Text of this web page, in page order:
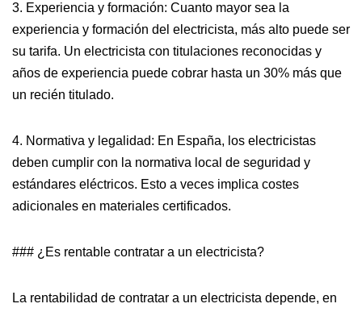
3. Experiencia y formación: Cuanto mayor sea la
experiencia y formación del electricista, más alto puede ser
su tarifa. Un electricista con titulaciones reconocidas y
años de experiencia puede cobrar hasta un 30% más que
un recién titulado.
4. Normativa y legalidad: En España, los electricistas
deben cumplir con la normativa local de seguridad y
estándares eléctricos. Esto a veces implica costes
adicionales en materiales certificados.
### ¿Es rentable contratar a un electricista?
La rentabilidad de contratar a un electricista depende, en